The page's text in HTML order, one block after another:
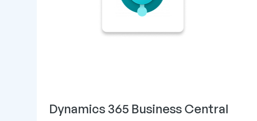
Dynamics 365 Business Central